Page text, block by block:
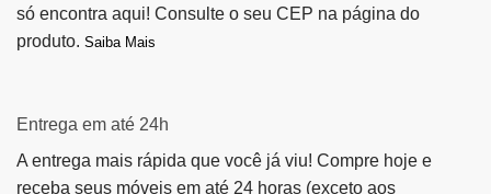
só encontra aqui! Consulte o seu CEP na página do
produto. Saiba Mais
Entrega em até 24h
A entrega mais rápida que você já viu! Compre hoje e
receba seus móveis em até 24 horas (exceto aos